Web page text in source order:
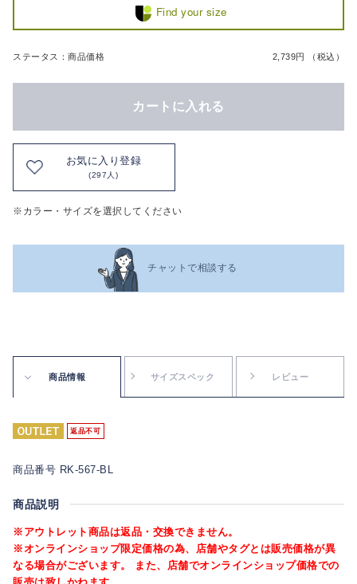
Find your size
ステータス：商品価格 2,739円 （税込）
カートに入れる
お気に入り登録
(297人)
※カラー・サイズを選択してください
チャットで相談する
商品情報 サイズスペック レビュー
返品不可
商品番号 RK-567-BL
商品説明
※アウトレット商品は返品・交換できません。
※オンラインショップ限定価格の為、店舗やタグとは販売価格が異
なる場合がございます。 また、店舗でオンラインショップ価格での
販売は致しかねます。